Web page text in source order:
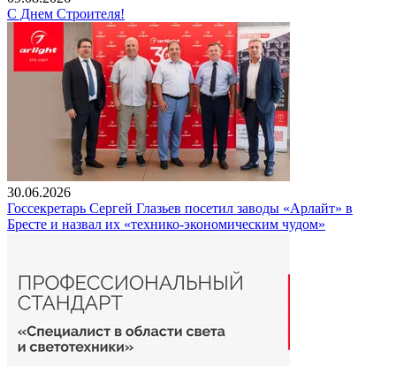
С Днем Строителя!
30.06.2026
Госсекретарь Сергей Глазьев посетил заводы «Арлайт» в
Бресте и назвал их «технико-экономическим чудом»